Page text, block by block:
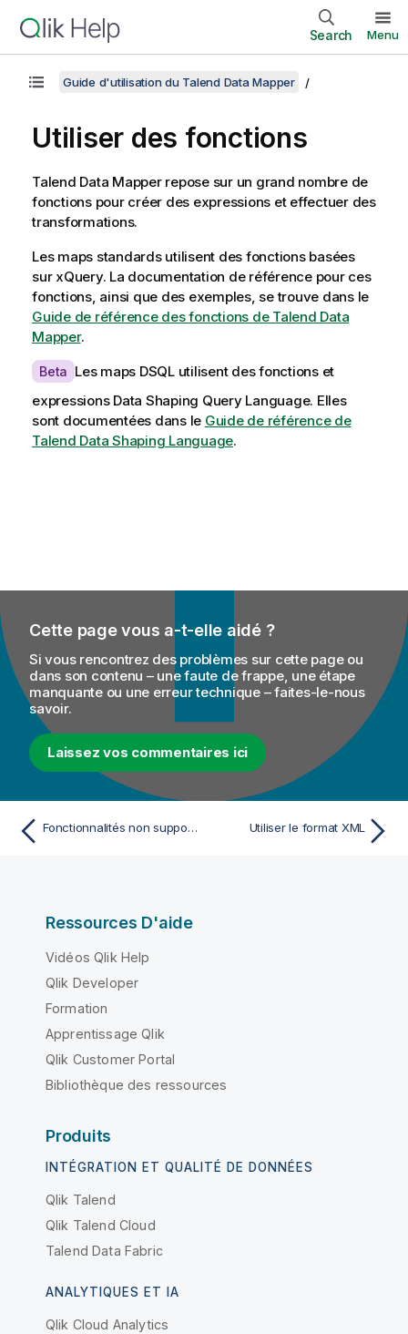
Search Menu
Guide d'utilisation du Talend Data Mapper
Utiliser des fonctions
Talend Data Mapperrepose sur un grand nombre de
fonctions pour créer des expressions et effectuer des
transformations.
Les maps standards utilisent des fonctions basées
sur xQuery. La documentation de référence pour ces
fonctions, ainsi que des exemples, se trouve dans le
Guide de référence des fonctions de Talend Data
Mapper.
A
a
i
l
y
n
o
t
e
Beta Les maps DSQL utilisent des fonctions et
expressions Data Shaping Query Language. Elles
sont documentées dans le Guide de référence de
Talend Data Shaping Language.
Cette page vous a-t-elle aidé ?
Si vous rencontrez des problèmes sur cette page ou
dans son contenu – une faute de frappe, une étape
manquante ou une erreur technique – faites-le-nous
savoir.
Laissez vos commentaires ici
Fonctionnalités non supportées Utiliser le format XML
Ressources D'aide
Vidéos Qlik Help
Qlik Developer
Formation
Apprentissage Qlik
Qlik Customer Portal
Bibliothèque des ressources
Produits
INTÉGRATION ET QUALITÉ DE DONNÉES
Qlik Talend
Qlik Talend Cloud
Talend Data Fabric
ANALYTIQUES ET IA
Qlik Cloud Analytics